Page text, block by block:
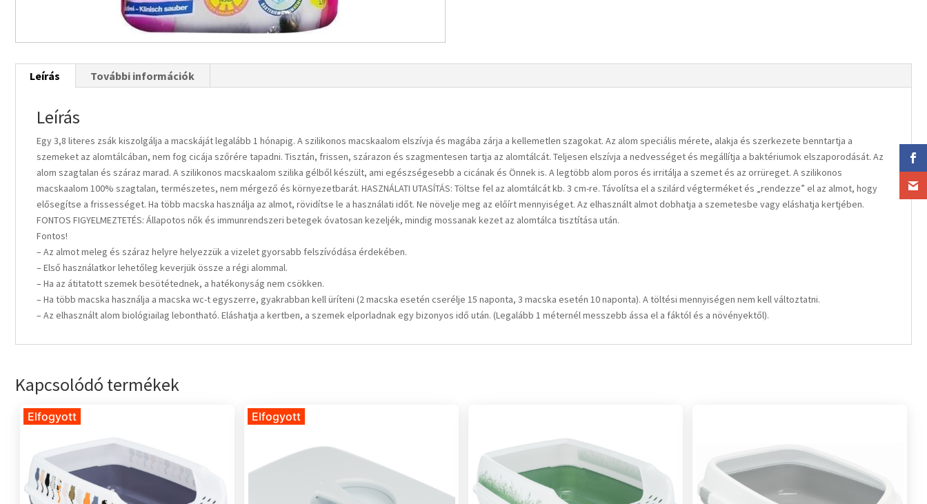
Leírás További információk
Leírás
Egy 3,8 literes zsák kiszolgálja a macskáját legalább 1 hónapig. A szilikonos macskaalom elszívja és magába zárja a kellemetlen szagokat. Az alom speciális mérete, alakja és szerkezete benntartja a
szemeket az alomtálcában, nem fog cicája szőrére tapadni. Tisztán, frissen, szárazon és szagmentesen tartja az alomtálcát. Teljesen elszívja a nedvességet és megállítja a baktériumok elszaporodását. Az
alom szagtalan és száraz marad. A szilikonos macskaalom szilika gélből készült, ami egészségesebb a cicának és Önnek is. A legtöbb alom poros és irritálja a szemet és az orrüreget. A szilikonos
macskaalom 100% szagtalan, természetes, nem mérgező és környezetbarát. HASZNÁLATI UTASÍTÁS: Töltse fel az alomtálcát kb. 3 cm-re. Távolítsa el a szilárd végterméket és „rendezze” el az almot, hogy
elősegítse a frissességet. Ha több macska használja az almot, rövidítse le a használati időt. Ne növelje meg az előírt mennyiséget. Az elhasznált almot dobhatja a szemetesbe vagy eláshatja kertjében.
FONTOS FIGYELMEZTETÉS: Állapotos nők és immunrendszeri betegek óvatosan kezeljék, mindig mossanak kezet az alomtálca tisztítása után.
Fontos!
– Az almot meleg és száraz helyre helyezzük a vizelet gyorsabb felszívódása érdekében.
– Első használatkor lehetőleg keverjük össze a régi alommal.
– Ha az átitatott szemek besötétednek, a hatékonyság nem csökken.
– Ha több macska használja a macska wc-t egyszerre, gyakrabban kell üríteni (2 macska esetén cserélje 15 naponta, 3 macska esetén 10 naponta). A töltési mennyiségen nem kell változtatni.
– Az elhasznált alom biológiailag lebontható. Eláshatja a kertben, a szemek elporladnak egy bizonyos idő után. (Legalább 1 méternél messzebb ássa el a fáktól és a növényektől).
Kapcsolódó termékek
Elfogyott Elfogyott